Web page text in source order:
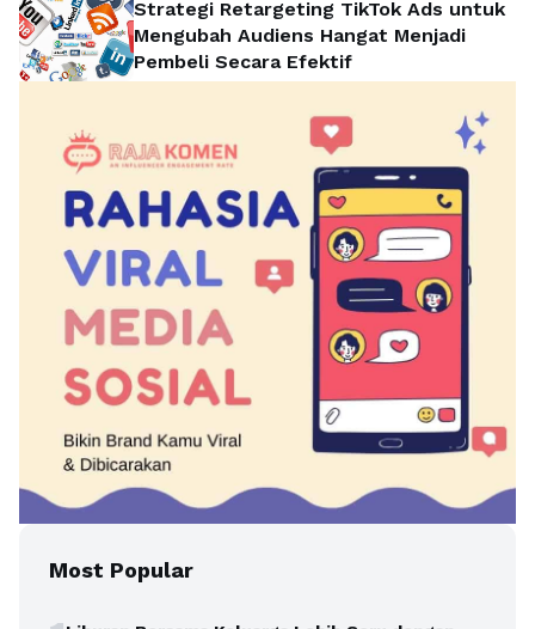
Strategi Retargeting TikTok Ads untuk
Mengubah Audiens Hangat Menjadi
Pembeli Secara Efektif
Most Popular